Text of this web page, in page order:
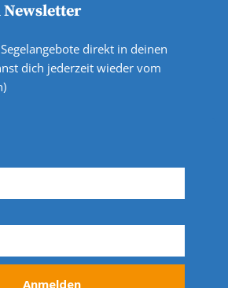
direkt in deinen
dich jederzeit wieder vom